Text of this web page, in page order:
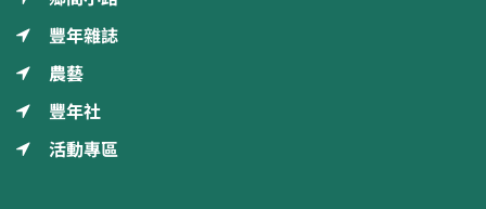
豐年雜誌
農藝
豐年社
活動專區